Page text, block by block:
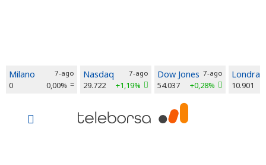
Milano 7-ago
0 0,00%
Nasdaq 7-ago
29.722 +1,19%
Dow Jones 7-ago
54.037 +0,28%
Londra
10.901